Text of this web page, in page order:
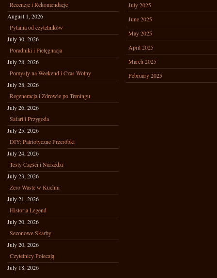
Recenzje i Rekomendacje
August 1, 2026
Pytania od czytelników
July 30, 2026
Poradniki i Pielęgnacja
July 28, 2026
Pomysły na Weekend i Czas Wolny
July 28, 2026
Regeneracja i Zdrowie po Treningu
July 26, 2026
Safari i Przygoda
July 25, 2026
DIY: Patriotyczne Przeróbki
July 24, 2026
Testy Części i Narzędzi
July 23, 2026
Zero Waste w Kuchni
July 21, 2026
Historia Legend
July 20, 2026
Sezonowe Skarby
July 20, 2026
Czytelnicy Polecają
July 18, 2026
July 2025
June 2025
May 2025
April 2025
March 2025
February 2025